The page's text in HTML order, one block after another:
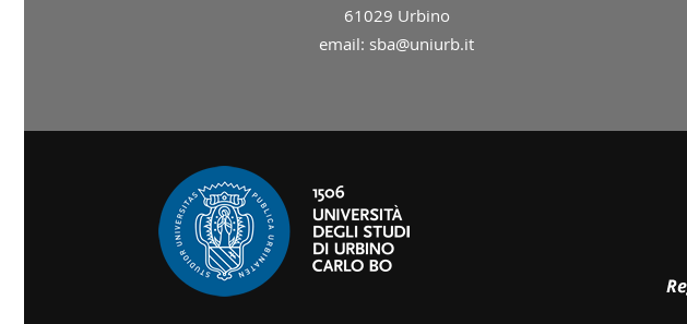
61029 Urbino
email: sba@uniurb.it